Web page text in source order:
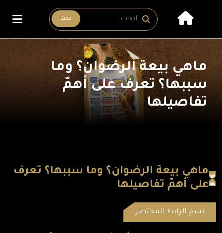
بحث
ماهي بيعة الرضوان؟ وما
سببها؟ تعرف على أهمّ
تفاصيلها
ماهي بيعة الرضوان؟ وما سببها؟ تعرف
على أهمّ تفاصيلها
نسخ الرابط المختصر